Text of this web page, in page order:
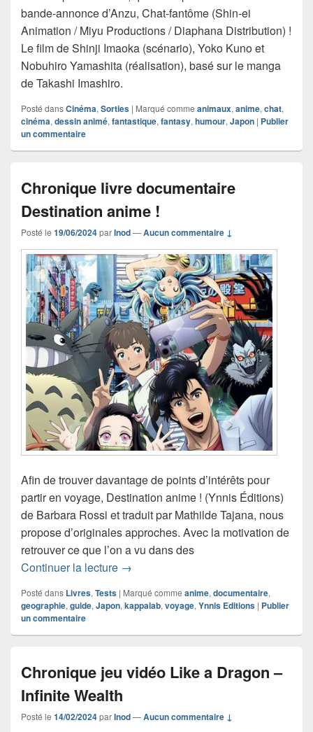
bande-annonce d’Anzu, Chat-fantôme (Shin-ei
Animation / Miyu Productions / Diaphana Distribution) !
Le film de Shinji Imaoka (scénario), Yoko Kuno et
Nobuhiro Yamashita (réalisation), basé sur le manga
de Takashi Imashiro.
Posté dansCinéma, Sorties | Marqué comme animaux, anime, chat,
cinéma, dessin animé, fantastique, fantasy, humour, Japon | Publier
un commentaire
Chronique livre documentaire
Destination anime !
Posté le 19/06/2024parInod—Aucun commentaire ↓
Afin de trouver davantage de points d’intérêts pour
partir en voyage, Destination anime ! (Ynnis Éditions)
de Barbara Rossi et traduit par Mathilde Tajana, nous
propose d’originales approches. Avec la motivation de
retrouver ce que l’on a vu dans des
Continuer la lecture Chronique livre documentaire
→
Posté dans Livres, Tests | Marqué comme anime, documentaire,
geographie, guide, Japon, kappalab, voyage, Ynnis Editions | Publier
un commentaire
Chronique jeu vidéo Like a Dragon –
Infinite Wealth
Posté le 14/02/2024parInod—Aucun commentaire ↓